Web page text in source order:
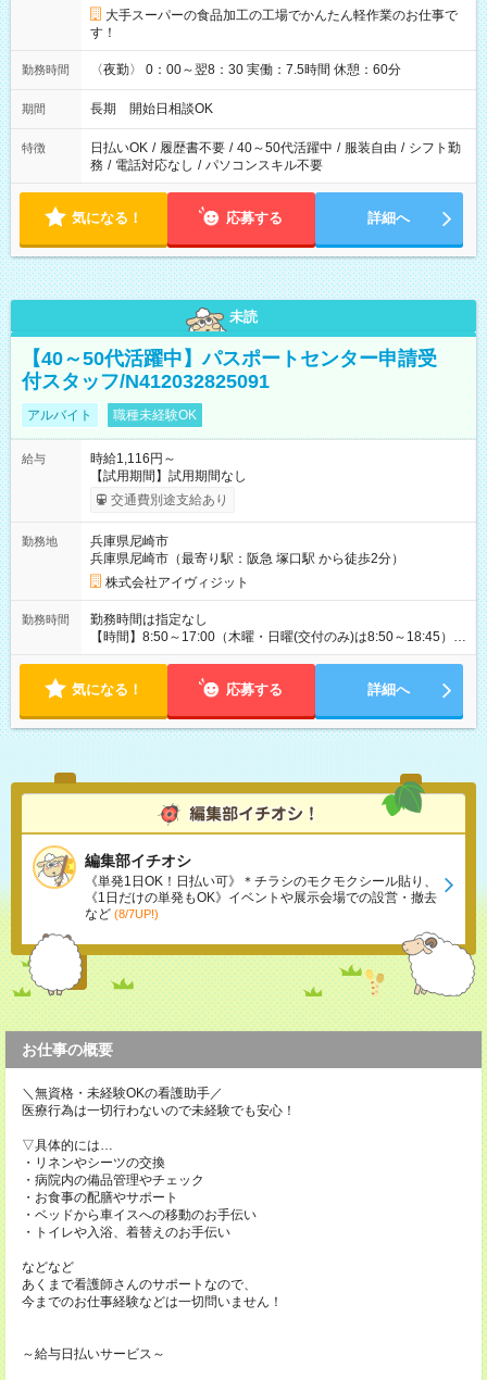
大手スーパーの食品加工の工場でかんたん軽作業のお仕事で
す！
勤務時間 〈夜勤〉 0：00～翌8：30 実働：7.5時間 休憩：60分
期間 長期 開始日相談OK
特徴 日払いOK / 履歴書不要 / 40～50代活躍中 / 服装自由 / シフト勤
務 / 電話対応なし / パソコンスキル不要
気になる！ 応募する 詳細へ
未読
【40～50代活躍中】パスポートセンター申請受
付スタッフ/N412032825091
アルバイト 職種未経験OK
給与
時給1,116円～
【試用期間】試用期間なし
交通費別途支給あり
勤務地
兵庫県尼崎市
兵庫県尼崎市（最寄り駅：阪急 塚口駅 から徒歩2分）
株式会社アイヴィジット
勤務時間
勤務時間は指定なし
【時間】8:50～17:00（木曜・日曜(交付のみ)は8:50～18:45）
※1日5時間から7時間で応相談 【曜日】月・火・水・木・金 の
(交付)のみ受付しておりますので、日曜日働ける方も歓迎 ※もち
気になる！ 応募する 詳細へ
編集部イチオシ
《単発1日OK！日払い可》＊チラシのモクモクシール貼り、
《1日だけの単発もOK》イベントや展示会場での設営・撤去
など (8/7UP!)
お仕事の概要
＼無資格・未経験OKの看護助手／
医療行為は一切行わないので未経験でも安心！
▽具体的には…
・リネンやシーツの交換
・病院内の備品管理やチェック
・お食事の配膳やサポート
・ベッドから車イスへの移動のお手伝い
・トイレや入浴、着替えのお手伝い
などなど
あくまで看護師さんのサポートなので、
今までのお仕事経験などは一切問いません！
～給与日払いサービス～